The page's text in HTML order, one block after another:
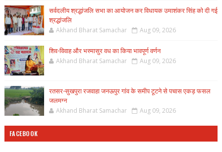
सर्वदलीय श्रद्धांजलि सभा का आयोजन कर विधायक उमाशंकर सिंह को दी गई
श्रद्धांजलि
Akhand Bharat Samachar Aug 09, 2026
शिव-विवाह और भस्मासुर वध का किया भावपूर्ण वर्णन
Akhand Bharat Samachar Aug 09, 2026
रतसर-सुखपुरा रजवाहा जनऊपुर गांव के समीप टूटने से पचास एकड़ फसल
जलमग्न
Akhand Bharat Samachar Aug 09, 2026
FACEBOOK